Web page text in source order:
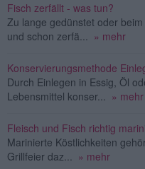
Fisch zerfällt - was tun?
Zu lange gedünstet oder
und schon zerfä... » mehr
Konservierungsmethode
Durch Einlegen in Essig, Öl
Lebensmittel konser... » mehr
Fleisch und Fisch richtig
Marinierte Köstlichkeiten
Grillfeier daz... » mehr